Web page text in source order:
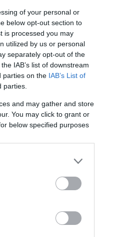
of your personal or
below opt-out section to
is processed you may
utilized by us or personal
separately opt-out of the
IAB’s list of downstream
parties on the IAB’s List of
parties.
and may gather and store
You may click to grant or
below specified purposes
1
6
2
Cómo
la
3
Cómo crear
años con
4 Shiba Drop
dónde comprarlo
5 ¿Es Bitcoin